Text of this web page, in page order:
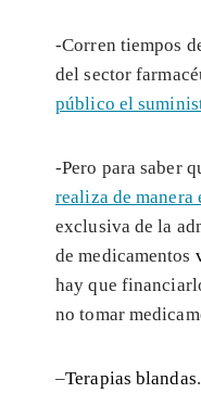
-Corren tiempos
del sector
público el
-Pero para saber
realiza de
exclusiva de la
de medicamentos
hay que
no tomar
–Terapias blandas